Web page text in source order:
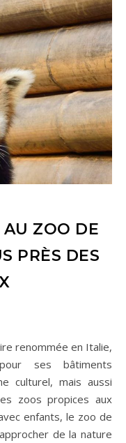
ZOO DE
PRÈS DES
ses bâtiments
culturel, mais aussi
zoos propices aux
enfants, le zoo de
de la nature